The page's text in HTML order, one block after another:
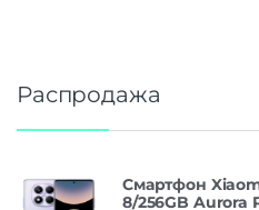
Распродажа
Смартфон
8/256GB Aurora